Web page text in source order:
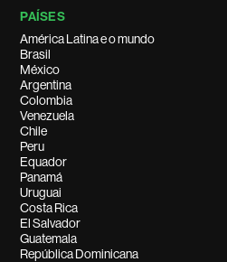
PAÍSES
América Latina e o mundo
Brasil
México
Argentina
Colombia
Venezuela
Chile
Peru
Equador
Panamá
Uruguai
Costa Rica
El Salvador
Guatemala
República Dominicana